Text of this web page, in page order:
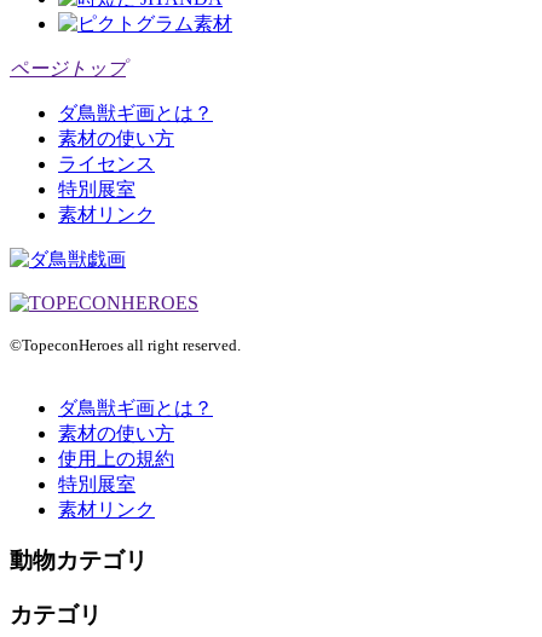
ページトップ
ダ鳥獣ギ画とは？
素材の使い方
ライセンス
特別展室
素材リンク
©TopeconHeroes all right reserved.
ダ鳥獣ギ画とは？
素材の使い方
使用上の規約
特別展室
素材リンク
動物カテゴリ
カテゴリ